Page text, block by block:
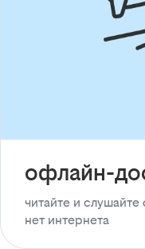
офлайн-
читайте и
нет интернета